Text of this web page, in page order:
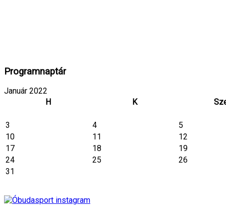
Programnaptár
Január 2022
H
K
3 4
5
10
11
12
17
18
19
24
25
26
31